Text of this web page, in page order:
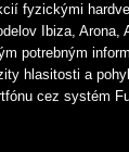
fyzickými
Ibiza, Arona,
potrebným
hlasitosti a
cez systém